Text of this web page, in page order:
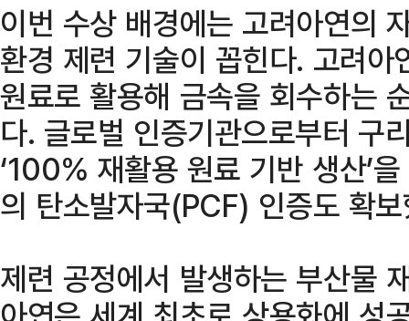
이번 수상 배경에는 고려아연의
환경 제련 기술이 꼽힌다. 고려
원료로 활용해 금속을 회수하는
다. 글로벌 인증기관으로부터 구
‘100% 재활용 원료 기반 생산’
의 탄소발자국(PCF) 인증도 확
제련 공정에서 발생하는 부산물